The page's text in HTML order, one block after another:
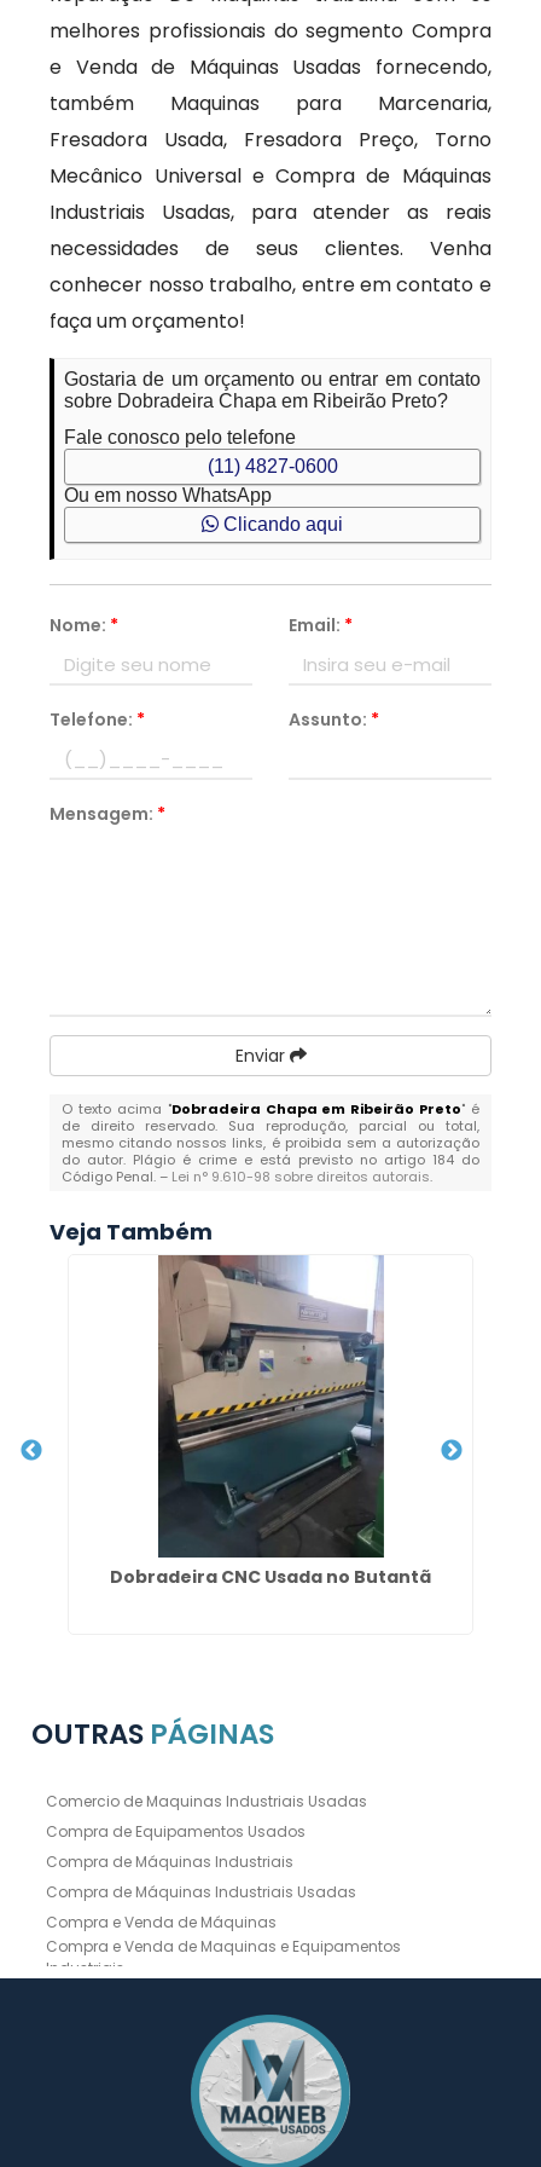
melhores profissionais do segmento Compra
e Venda de Máquinas Usadas fornecendo,
também Maquinas para Marcenaria,
Fresadora Usada, Fresadora Preço, Torno
Mecânico Universal e Compra de Máquinas
Industriais Usadas, para atender as reais
necessidades de seus clientes. Venha
conhecer nosso trabalho, entre em contato e
faça um orçamento!
Gostaria de um orçamento ou entrar em contato
sobre Dobradeira Chapa em Ribeirão Preto?
Fale conosco pelo telefone
(11) 4827-0600
Ou em nosso WhatsApp
Clicando aqui
Nome: * Email: *
Telefone: * Assunto: *
Mensagem: *
Enviar
O texto acima "Dobradeira Chapa em Ribeirão Preto" é
de direito reservado. Sua reprodução, parcial ou total,
mesmo citando nossos links, é proibida sem a autorização
do autor. Plágio é crime e está previsto no artigo 184 do
Código Penal. – Lei n° 9.610-98 sobre direitos autorais.
Veja Também
Dobradeira CNC Usada no Butantã
OUTRAS PÁGINAS
Comercio de Maquinas Industriais Usadas
Compra de Equipamentos Usados
Compra de Máquinas Industriais
Compra de Máquinas Industriais Usadas
Compra e Venda de Máquinas
Compra e Venda de Maquinas e Equipamentos
Industriais
Compra e Venda de Máquinas Operatrizes
Dobradeira CNC Usada
Dobradeira de Chapa Hidráulica Usada
Dobradeira de Chapas
Dobradeira Hidráulica
Dobradeira Hidráulica Usada
Dobradeira Industrial